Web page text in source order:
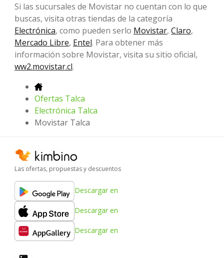
Si las sucursales de Movistar no cuentan con lo que
buscas, visita otras tiendas de la categoría
Electrónica, como pueden serlo Movistar, Claro,
Mercado Libre, Entel. Para obtener más
información sobre Movistar, visita su sitio oficial,
ww2.movistar.cl.
Ofertas Talca
Electrónica Talca
Movistar Talca
Las ofertas, propuestas y descuentos
Descargar en
Descargar en
Descargar en